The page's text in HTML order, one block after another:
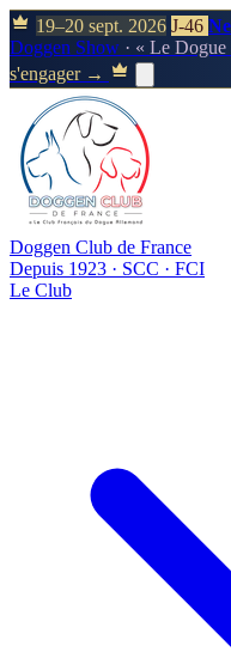
19–20 sept. 2026 J-46
Doggen Show · « Le Dogue
s'engager →
Doggen Club de France
Depuis 1923 · SCC · FCI
Le Club